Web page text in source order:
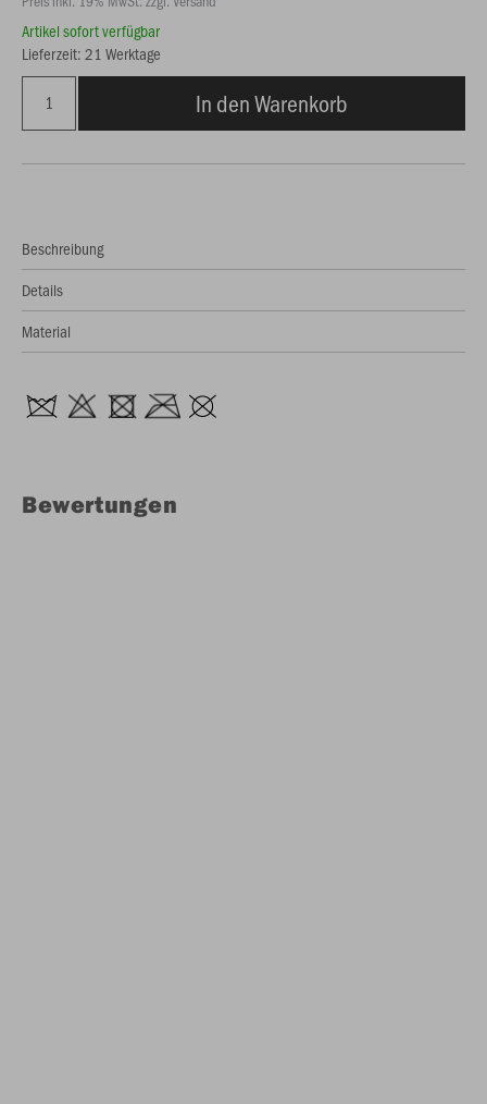
Artikel sofort verfügbar
Lieferzeit: 21 Werktage
In den Warenkorb
Beschreibung
Details
Material
Bewertungen